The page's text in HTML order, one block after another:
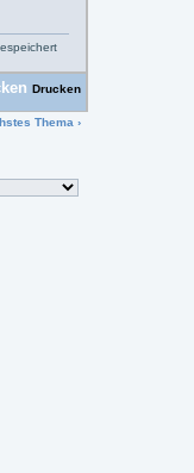
Drucken
Thema ›